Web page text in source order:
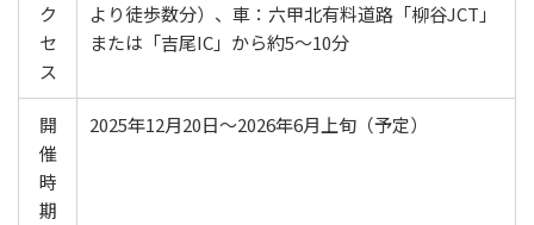
ク
セ
ス
より徒歩数分）、車：六甲北有料道路「柳谷JCT」
または「吉尾IC」から約5〜10分
開
催
時
期
2025年12月20日〜2026年6月上旬（予定）